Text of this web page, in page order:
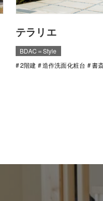
テラリエ
BDAC＝Style
2階建
造作洗面化粧台 書